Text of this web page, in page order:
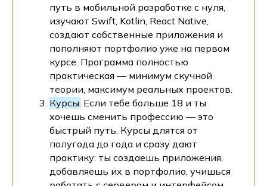
путь в мобильной разработке с нуля,
изучают Swift, Kotlin, React Native,
создают собственные приложения и
пополняют портфолио уже на первом
курсе. Программа полностью
практическая — минимум скучной
теории, максимум реальных проектов.
Курсы. Если тебе больше 18 и ты
хочешь сменить профессию — это
быстрый путь. Курсы длятся от
полугода до года и сразу дают
практику: ты создаешь приложения,
добавляешь их в портфолио, учишься